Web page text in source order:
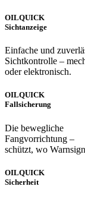
OILQUICK
Sichtanzeige
Einfache und
Sichtkontrolle –
oder elektronisch.
OILQUICK
Fallsicherung
Die bewegliche
Fangvorrichtung –
schützt, wo
OILQUICK
Sicherheit